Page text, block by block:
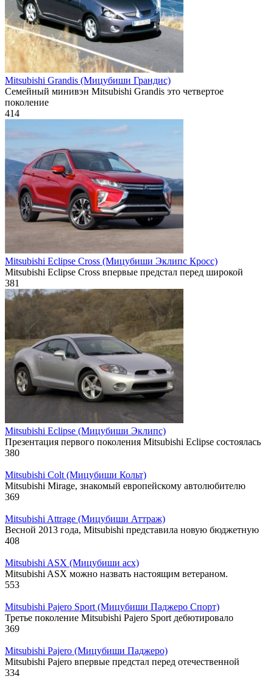
Mitsubishi Grandis (Мицубиши Грандис)
Семейный минивэн Mitsubishi Grandis это четвертое
поколение
414
Mitsubishi Eclipse Cross (Мицубиши Эклипс Кросс)
Mitsubishi Eclipse Cross впервые предстал перед широкой
381
Mitsubishi Eclipse (Мицубиши Эклипс)
Презентация первого поколения Mitsubishi Eclipse состоялась
380
Mitsubishi Colt (Мицубиши Кольт)
Mitsubishi Mirage, знакомый европейскому автолюбителю
369
Mitsubishi Attrage (Мицубиши Аттраж)
Весной 2013 года, Mitsubishi представила новую бюджетную
408
Mitsubishi ASX (Мицубиши асх)
Mitsubishi ASX можно назвать настоящим ветераном.
553
Mitsubishi Pajero Sport (Мицубиши Паджеро Спорт)
Третье поколение Mitsubishi Pajero Sport дебютировало
369
Mitsubishi Pajero (Мицубиши Паджеро)
Mitsubishi Pajero впервые предстал перед отечественной
334